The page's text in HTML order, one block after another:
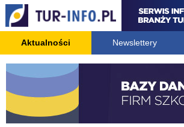
Aktualności Newslettery